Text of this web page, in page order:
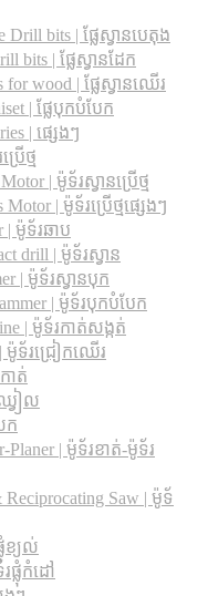
Drill bits |​ ផ្លែស្វានបេតុង
bits |​ ផ្លែស្វានដែក
wood |​ ផ្លែស្វានឈើរ
|​ ផ្លែបុកបំបែក
| ផ្សេងៗ
ើថ្ម
| ម៉ូទ័រស្វានប្រើថ្ម
| ម៉ូទ័រប្រើថ្មផ្សេងៗ
| ម៉ូទ័រឆាប
drill | ម៉ូទ័រស្វាន
| ម៉ូទ័រស្វានបុក
| ម៉ូទ័របុកបំបែក
| ម៉ូទ័រកាត់សង្កត់
ម៉ូទ័រជ្រៀកឈើរ
ាត់
វៀល
ក
Planer​ | ម៉ូទ័រខាត់-ម៉ូទ័រ
Saw​ | ម៉ូទ័
ខ្យល់
ផ្លុំកំដៅ